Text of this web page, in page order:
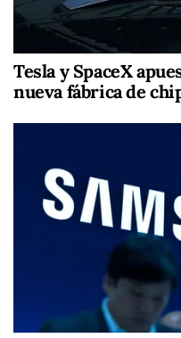
Tesla y SpaceX
nueva fábrica de